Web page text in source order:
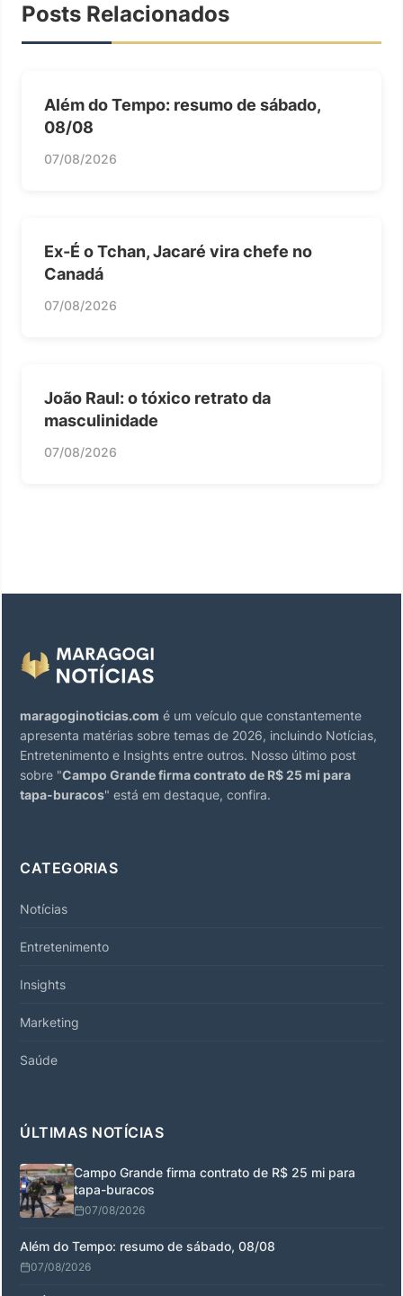
Posts Relacionados
Além do Tempo: resumo de sábado,
08/08
07/08/2026
Ex-É o Tchan, Jacaré vira chefe no
Canadá
07/08/2026
João Raul: o tóxico retrato da
masculinidade
07/08/2026
maragoginoticias.com é um veículo que constantemente
apresenta matérias sobre temas de 2026, incluindo Notícias,
Entretenimento e Insights entre outros. Nosso último post
sobre "Campo Grande firma contrato de R$ 25 mi para
tapa-buracos" está em destaque, confira.
CATEGORIAS
Notícias
Entretenimento
Insights
Marketing
Saúde
ÚLTIMAS NOTÍCIAS
Campo Grande firma contrato de R$ 25 mi para
tapa-buracos
07/08/2026
Além do Tempo: resumo de sábado, 08/08
07/08/2026